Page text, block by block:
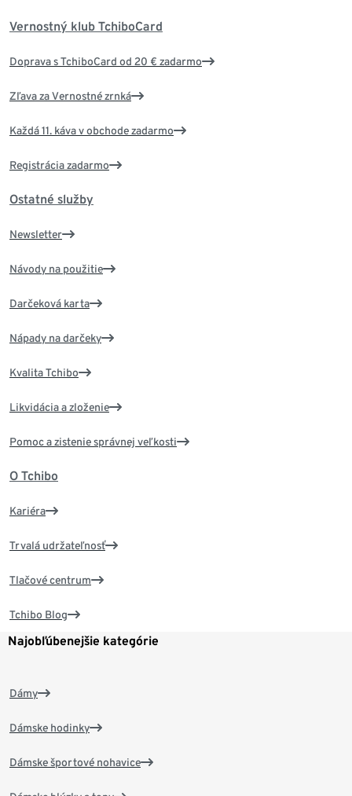
Vernostný klub TchiboCard
Doprava s TchiboCard od 20 € zadarmo
Zľava za Vernostné zrnká
Každá 11. káva v obchode zadarmo
Registrácia zadarmo
Ostatné služby
Newsletter
Návody na použitie
Darčeková karta
Nápady na darčeky
Kvalita Tchibo
Likvidácia a zloženie
Pomoc a zistenie správnej veľkosti
O Tchibo
Kariéra
Trvalá udržateľnosť
Tlačové centrum
Tchibo Blog
Najobľúbenejšie kategórie
Dámy
Dámske hodinky
Dámske športové nohavice